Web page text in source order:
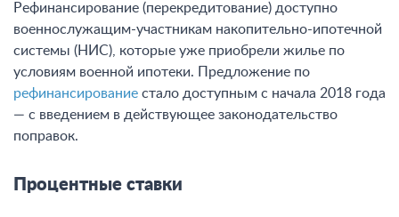
Рефинансирование (перекредитование) доступно
военнослужащим-участникам накопительно-ипотечной
системы (НИС), которые уже приобрели жилье по
условиям военной ипотеки. Предложение по
рефинансирование стало доступным с начала 2018 года
— с введением в действующее законодательство
поправок.
Процентные ставки